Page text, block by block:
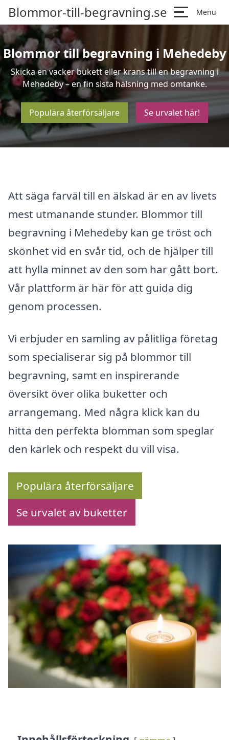
Blommor-till-begravning.se Menu
Blommor till begravning i Mehedeby
Skicka en vacker bukett eller krans till en begravning i
Mehedeby – en fin sista hälsning med omtanke.
Populära återförsäljare Se urvalet här!
Att säga farväl till en älskad är en av livets
mest utmanande stunder. Blommor till
begravning i Mehedeby kan ge tröst och
skönhet vid en svår tid, och de hjälper till
att hylla minnet av den som har gått bort.
Vår plattform är här för att guida dig
genom processen.
Vi erbjuder en samling av pålitliga företag
som specialiserar sig på blommor till
begravning, samt en inspirerande
översikt över olika buketter och
arrangemang. Med några klick kan du
hitta den perfekta blomman som speglar
den kärlek och respekt du vill visa.
Populära återförsäljare
Se urvalet av buketter